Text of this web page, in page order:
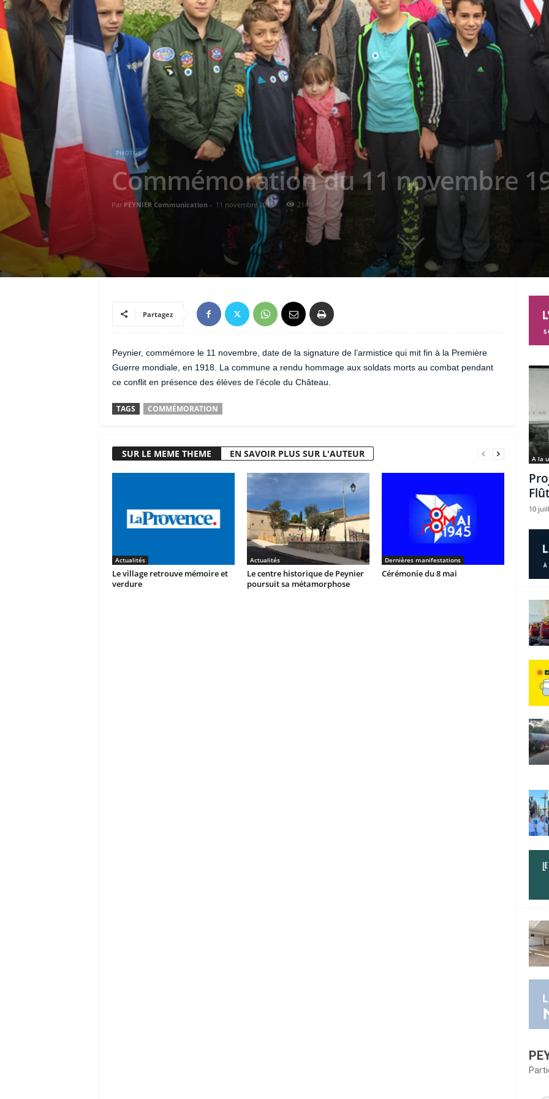
PHOTOS
Commémoration du 11 novembre
Par PEYNIER Communication- 11 novembre 2015 2148
Partagez
Peynier, commémore le 11 novembre, date de la signature de l’armistice qui mit fin à la Première
Guerre mondiale, en 1918. La commune a rendu hommage aux soldats morts au combat pendant
ce conflit en présence des élèves de l’école du Château.
TAGS COMMÉMORATION
SUR LE MEME THEME EN SAVOIR PLUS SUR L'AUTEUR
Actualités
Le village retrouve mémoire et
verdure
Actualités
Le centre historique de Peynier
poursuit sa métamorphose
Dernières manifestations
Cérémonie du 8 mai
A la
10